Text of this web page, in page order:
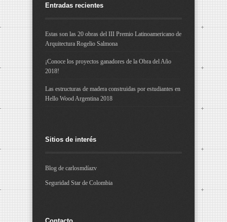
City U – Vivienda Multifamiliar
Entradas recientes
Estas son las 20 obras del III Premio Latinoamericano de
Arquitectura Rogelio Salmona
¡Conoce los proyectos ganadores de la Obra del Año
2018!
Las estructuras de madera construidas por estudiantes en
Hello Wood Argentina 2018
Sitios de interés
Blog de carlosmdíazv
Seguridad Star de Colombia
Contacto